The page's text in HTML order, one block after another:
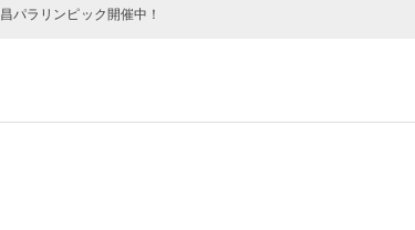
パラリンピック開催中！